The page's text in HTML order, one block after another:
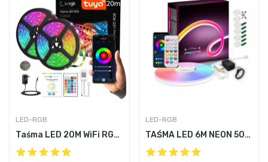
LED-RGB
Taśma LED 20M WiFi RGB 5050 PILOT APLIKACJA...
LED-RGB
TAŚMA LED 6M NEON 5050 RGBIC BLUETOOTH APLIKACJA